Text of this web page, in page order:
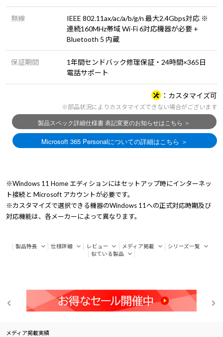
無線
IEEE 802.11ax/ac/a/b/g/n 最大2.4Gbps対応 ※
連続160MHz帯域 Wi-Fi 6対応機器が必要 +
Bluetooth 5 内蔵
保証期間
1年間センドバック修理保証・24時間×365日
電話サポート
カスタマイズ可
※部品状況によりカスタマイズできない場合がございます
※Windows 11 Home エディションにはセットアップ時にインターネッ
ト接続と Microsoft アカウントが必要です。
※カスタマイズで選択できる機器のWindows 11への正式対応時期及び
対応機能は、各メーカーによって異なります。
製品特長 仕様詳細 レビュー メディア掲載
シリーズ一覧
似ている製品
メディア掲載実績